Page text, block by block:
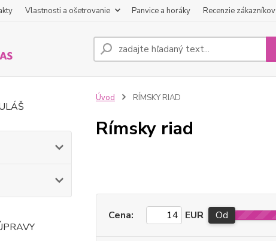
Vlastnosti a ošetrovanie Panvice a horáky Recenzie zákazníkov
Úvod RÍMSKY RIAD
Rímsky riad
Cena: EUR Od